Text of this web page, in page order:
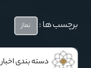
برچسب ها : نماز
دسته بندی اخبار